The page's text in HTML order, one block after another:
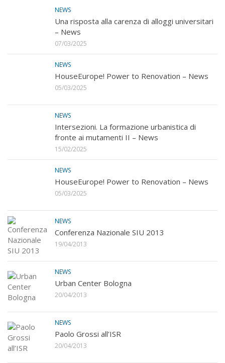
NEWS
Una risposta alla carenza di alloggi universitari
– News
07/03/2025
NEWS
HouseEurope! Power to Renovation – News
05/03/2025
NEWS
Intersezioni. La formazione urbanistica di
fronte ai mutamenti II – News
15/02/2025
NEWS
HouseEurope! Power to Renovation – News
05/03/2025
NEWS
Conferenza Nazionale SIU 2013
19/04/2013
NEWS
Urban Center Bologna
20/04/2013
NEWS
Paolo Grossi all’ISR
20/04/2013